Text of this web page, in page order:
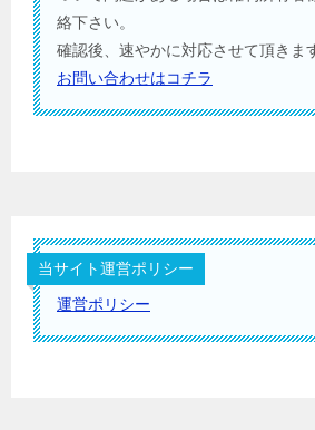
絡下さい。
確認後、速やかに対応させて頂きま
お問い合わせはコチラ
当サイト運営ポリシー
運営ポリシー